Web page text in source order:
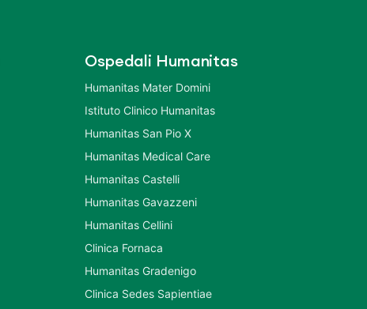
Ospedali Humanitas
Humanitas Mater Domini
Istituto Clinico Humanitas
Humanitas San Pio X
Humanitas Medical Care
Humanitas Castelli
Humanitas Gavazzeni
Humanitas Cellini
Clinica Fornaca
Humanitas Gradenigo
Clinica Sedes Sapientiae